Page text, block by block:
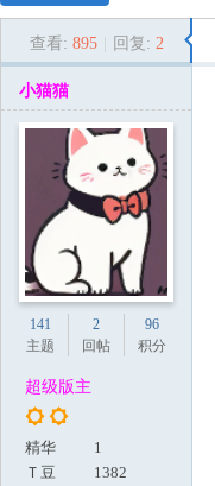
1
查看: 895 回复: 2
小猫猫
141
主题
2
回帖
96
积分
超级版主
精华
1
Ｔ豆
1382